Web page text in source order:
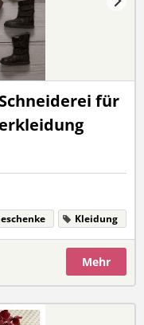
Schneiderei für
Kleidung
Mehr